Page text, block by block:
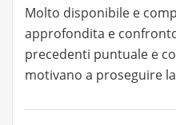
Molto disponibile e
approfondita e
precedenti puntuale e
motivano a proseguire